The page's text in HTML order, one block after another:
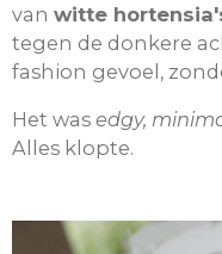
van witte
tegen de donkere
fashion gevoel,
Het was edgy,
Alles klopte.